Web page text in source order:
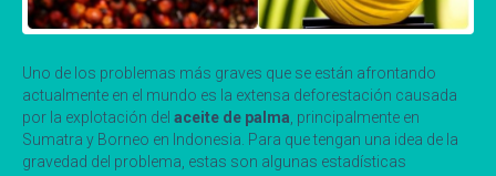
Uno de los problemas más graves que se están afrontando
actualmente en el mundo es la extensa deforestación causada
por la explotación del aceite de palma , principalmente en
Sumatra y Borneo en Indonesia. Para que tengan una idea de la
gravedad del problema, estas son algunas estadísticas